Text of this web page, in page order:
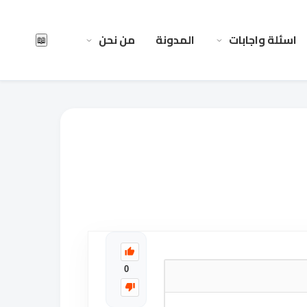
اسئلة واجابات المدونة من نحن 📖
0